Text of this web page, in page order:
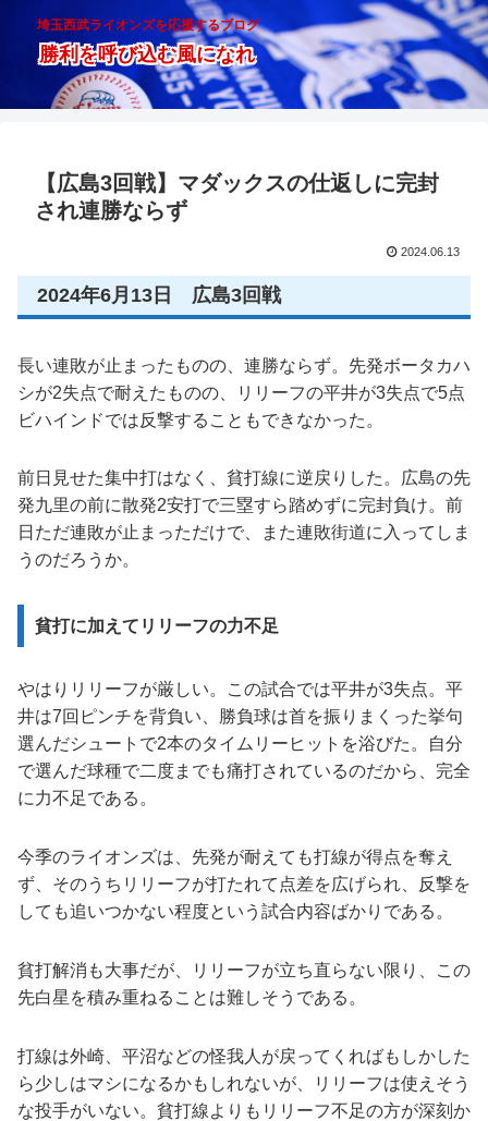
埼玉西武ライオンズを応援するブログ
勝利を呼び込む風になれ
【広島3回戦】マダックスの仕返しに完封
され連勝ならず
2024.06.13
2024年6月13日 広島3回戦
長い連敗が止まったものの、連勝ならず。先発ボータカハ
シが2失点で耐えたものの、リリーフの平井が3失点で5点
ビハインドでは反撃することもできなかった。
前日見せた集中打はなく、貧打線に逆戻りした。広島の先
発九里の前に散発2安打で三塁すら踏めずに完封負け。前
日ただ連敗が止まっただけで、また連敗街道に入ってしま
うのだろうか。
貧打に加えてリリーフの力不足
やはりリリーフが厳しい。この試合では平井が3失点。平
井は7回ピンチを背負い、勝負球は首を振りまくった挙句
選んだシュートで2本のタイムリーヒットを浴びた。自分
で選んだ球種で二度までも痛打されているのだから、完全
に力不足である。
今季のライオンズは、先発が耐えても打線が得点を奪え
ず、そのうちリリーフが打たれて点差を広げられ、反撃を
しても追いつかない程度という試合内容ばかりである。
貧打解消も大事だが、リリーフが立ち直らない限り、この
先白星を積み重ねることは難しそうである。
打線は外崎、平沼などの怪我人が戻ってくればもしかした
ら少しはマシになるかもしれないが、リリーフは使えそう
な投手がいない。貧打線よりもリリーフ不足の方が深刻か